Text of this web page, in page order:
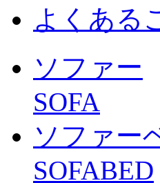
よくある
ソファー
SOFA
ソファー
SOFABED